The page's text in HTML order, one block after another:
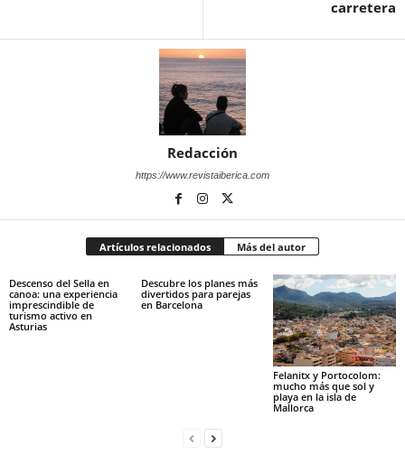
carretera
Redacción
https://www.revistaiberica.com
Artículos relacionados Más del autor
Descenso del Sella en
canoa: una experiencia
imprescindible de
turismo activo en
Asturias
Descubre los planes más
divertidos para parejas
en Barcelona
Felanitx y Portocolom:
mucho más que sol y
playa en la isla de
Mallorca